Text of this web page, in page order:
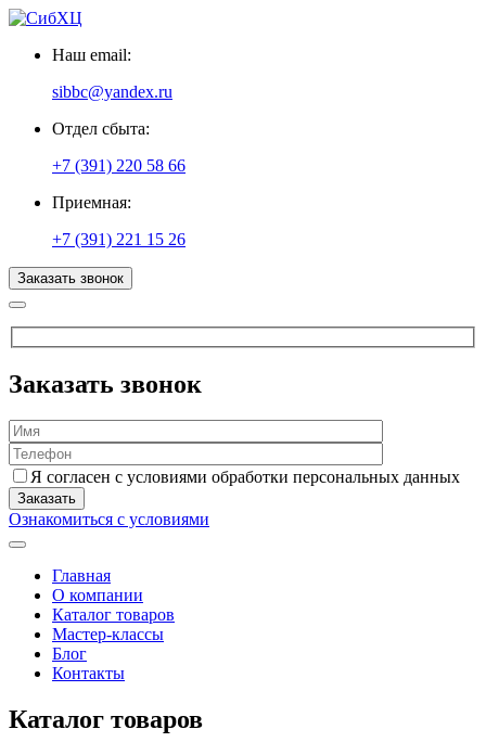
Наш email:
sibbc@yandex.ru
Отдел сбыта:
+7 (391) 220 58 66
Приемная:
+7 (391) 221 15 26
Заказать звонок
Заказать звонок
Я согласен с условиями обработки персональных данных
Ознакомиться с условиями
Главная
О компании
Каталог товаров
Мастер-классы
Блог
Контакты
Каталог товаров